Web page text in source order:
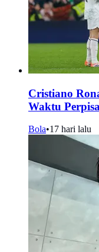
Cristiano
Waktu
Bola•17 hari lalu